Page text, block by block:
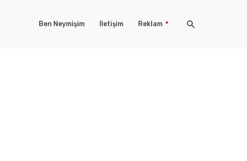
Ben Neymişim İletişim Reklam